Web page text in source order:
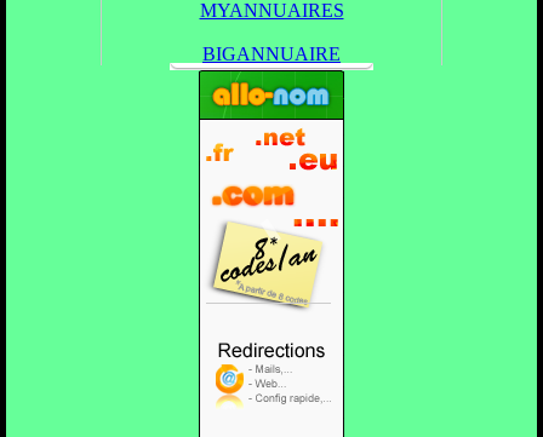
MYANNUAIRES
BIGANNUAIRE